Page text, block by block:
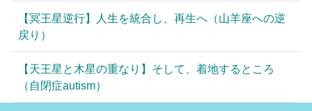
【冥王星逆行】人生を統合し、再生へ（山羊座への逆
戻り）
【天王星と木星の重なり】そして、着地するところ
（自閉症autism）